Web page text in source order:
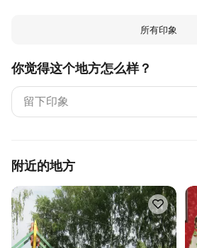
所有印象
你觉得这个地方怎么样？
附近的地方